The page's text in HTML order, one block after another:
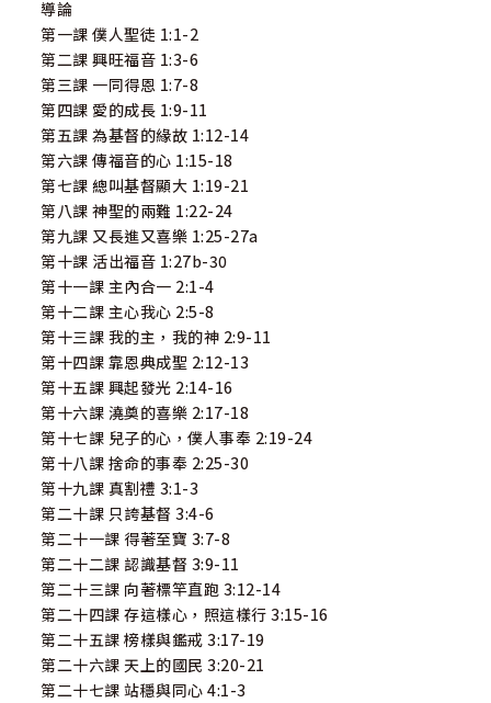
導論
第一課 僕人聖徒 1:1-2
第二課 興旺福音 1:3-6
第三課 一同得恩 1:7-8
第四課 愛的成長 1:9-11
第五課 為基督的緣故 1:12-14
第六課 傳福音的心 1:15-18
第七課 總叫基督顯大 1:19-21
第八課 神聖的兩難 1:22-24
第九課 又長進又喜樂 1:25-27a
第十課 活出福音 1:27b-30
第十一課 主內合一 2:1-4
第十二課 主心我心 2:5-8
第十三課 我的主，我的神 2:9-11
第十四課 靠恩典成聖 2:12-13
第十五課 興起發光 2:14-16
第十六課 澆奠的喜樂 2:17-18
第十七課 兒子的心，僕人事奉 2:19-24
第十八課 捨命的事奉 2:25-30
第十九課 真割禮 3:1-3
第二十課 只誇基督 3:4-6
第二十一課 得著至寶 3:7-8
第二十二課 認識基督 3:9-11
第二十三課 向著標竿直跑 3:12-14
第二十四課 存這樣心，照這樣行 3:15-16
第二十五課 榜樣與鑑戒 3:17-19
第二十六課 天上的國民 3:20-21
第二十七課 站穩與同心 4:1-3